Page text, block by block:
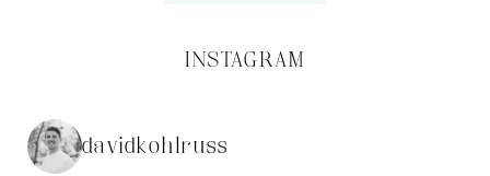
INSTAGRAM
davidkohlruss